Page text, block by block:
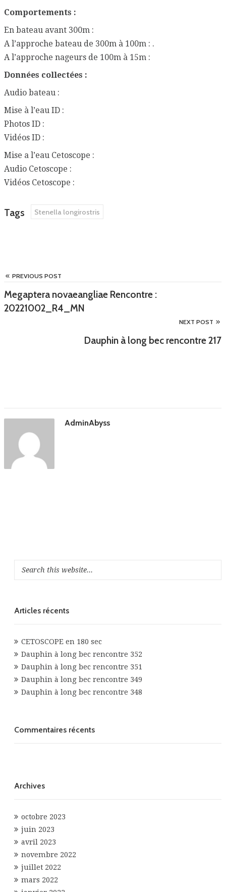
Comportements :
En bateau avant 300m :
A l’approche bateau de 300m à 100m : .
A l’approche nageurs de 100m à 15m :
Données collectées :
Audio bateau :
Mise à l’eau ID :
Photos ID :
Vidéos ID :
Mise a l’eau Cetoscope :
Audio Cetoscope :
Vidéos Cetoscope :
Tags Stenella longirostris
PREVIOUS POST
Megaptera novaeangliae Rencontre :
20221002_R4_MN
NEXT POST
Dauphin à long bec rencontre 217
AdminAbyss
Articles récents
CETOSCOPE en 180 sec
Dauphin à long bec rencontre 352
Dauphin à long bec rencontre 351
Dauphin à long bec rencontre 349
Dauphin à long bec rencontre 348
Commentaires récents
Archives
octobre 2023
juin 2023
avril 2023
novembre 2022
juillet 2022
mars 2022